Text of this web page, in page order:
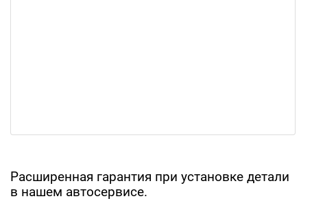
Расширенная гарантия при установке детали
в нашем автосервисе.